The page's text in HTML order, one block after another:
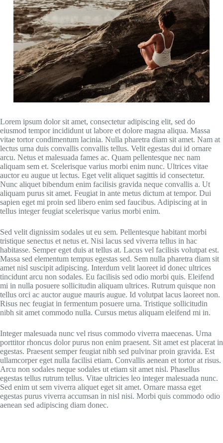
Lorem ipsum dolor sit amet, consectetur adipiscing elit, sed do
eiusmod tempor incididunt ut labore et dolore magna aliqua. Massa
vitae tortor condimentum lacinia. Nulla pharetra diam sit amet. Nam at
lectus urna duis convallis convallis tellus. Velit egestas dui id ornare
arcu. Netus et malesuada fames ac. Quam pellentesque nec nam
aliquam sem et. Scelerisque varius morbi enim nunc. Ultrices vitae
auctor eu augue ut lectus. Eget velit aliquet sagittis id consectetur.
Nunc aliquet bibendum enim facilisis gravida neque convallis a. Ut
aliquam purus sit amet. Feugiat in ante metus dictum at tempor. Dui
sapien eget mi proin sed libero enim sed faucibus. Adipiscing at in
tellus integer feugiat scelerisque varius morbi enim.
Sed velit dignissim sodales ut eu sem. Pellentesque habitant morbi
tristique senectus et netus et. Nisi lacus sed viverra tellus in hac
habitasse. Semper eget duis at tellus at. Lacus vel facilisis volutpat est.
Massa sed elementum tempus egestas sed. Sem nulla pharetra diam sit
amet nisl suscipit adipiscing. Interdum velit laoreet id donec ultrices
tincidunt arcu non sodales. Eu facilisis sed odio morbi quis. Eleifend
mi in nulla posuere sollicitudin aliquam ultrices. Rutrum quisque non
tellus orci ac auctor augue mauris augue. Id volutpat lacus laoreet non.
Risus nec feugiat in fermentum posuere urna. Tristique sollicitudin
nibh sit amet commodo nulla. Cursus metus aliquam eleifend mi in.
Integer malesuada nunc vel risus commodo viverra maecenas. Urna
porttitor rhoncus dolor purus non enim praesent. Sit amet est placerat in
egestas. Praesent semper feugiat nibh sed pulvinar proin gravida. Est
ullamcorper eget nulla facilisi etiam. Convallis aenean et tortor at risus.
Arcu non sodales neque sodales ut etiam sit amet nisl. Phasellus
egestas tellus rutrum tellus. Vitae ultricies leo integer malesuada nunc.
Sed enim ut sem viverra aliquet eget sit amet. Ornare massa eget
egestas purus viverra accumsan in nisl nisi. Morbi quis commodo odio
aenean sed adipiscing diam donec.